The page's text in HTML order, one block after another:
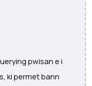
pwisan e i
ki permet bann